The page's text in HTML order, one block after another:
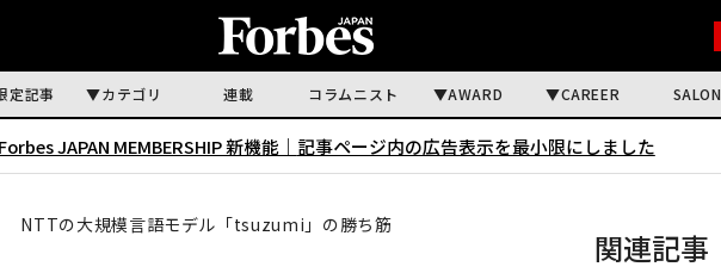
定記事 カテゴリ 連載 コラムニスト AWARD CAREER SALON
Forbes JAPAN MEMBERSHIP 新機能｜ 記事ページ内の広告表示を最小限にしました
NTTの大規模言語モデル「tsuzumi」の勝ち筋
関連記事